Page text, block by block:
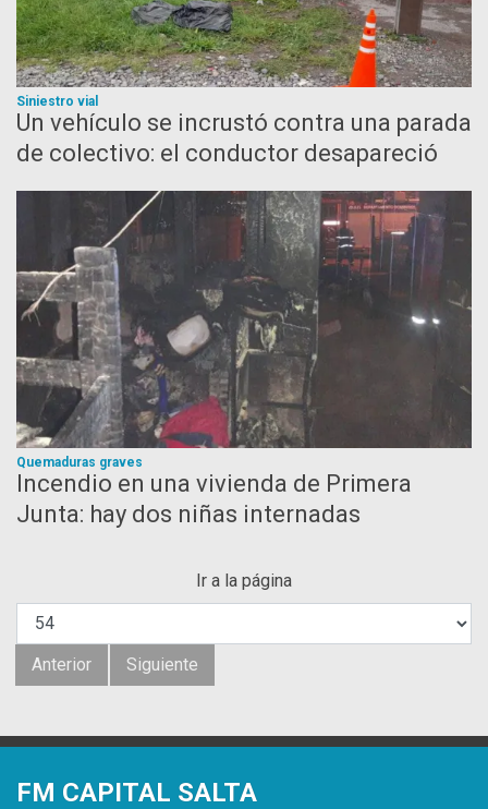
Siniestro vial
Un vehículo se incrustó contra una parada
de colectivo: el conductor desapareció
Quemaduras graves
Incendio en una vivienda de Primera
Junta: hay dos niñas internadas
Ir a la página
Anterior Siguiente
FM CAPITAL SALTA